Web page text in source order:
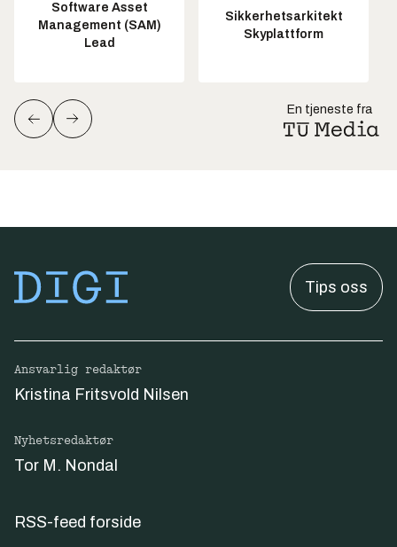
Software Asset
Management (SAM)
Lead
Sikkerhetsarkitekt
Skyplattform
En tjeneste fra
Tips oss
Ansvarlig redaktør
Kristina Fritsvold Nilsen
Nyhetsredaktør
Tor M. Nondal
RSS-feed forside